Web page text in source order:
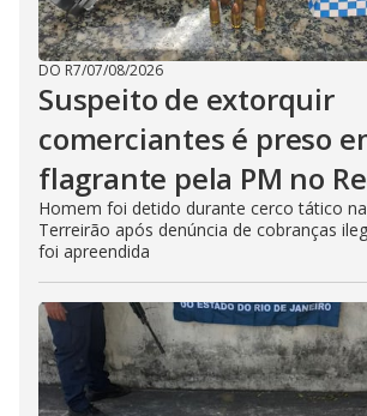
DO R7/07/08/2026
Suspeito de extorquir
comerciantes é preso
flagrante pela PM no
Homem foi detido durante cerco tático
Terreirão após denúncia de cobranças
foi apreendida